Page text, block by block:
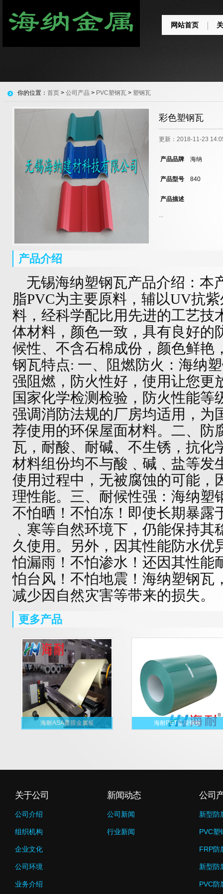
网站首页
你的位置： 首页 > 公司产品 > PVC塑钢瓦 > 塑钢瓦
彩色塑钢瓦
更新：2018-11-23
产品品牌 海纳
产品型号 840
产品描述
...
产品介绍
无锡海纳塑钢瓦产品介绍：本
脂PVC为主要原料，辅以UV抗
料，经科学配比用先进的工艺技
体材料，颜色一致，具有良好的
候性、不含石棉成份，颜色鲜艳
钢瓦特点: 一、阻燃防火：海纳
强阻燃，防火性好，使用让您更
国家化学检测检验，防火性能等
强调消防法规的厂房均适用，为
荐使用的环保屋面材料。二、防
瓦，耐酸、耐碱、不生锈，抗化
材料组份均不与酸﹑碱﹑盐等发
使用过程中，无被腐蚀的可能，
理性能。三、耐候性强：海纳塑
不怕晒！不怕冻！即使长期暴露
﹑寒等自然环境下，仍能保持其
久使用。另外，因其性能防水优
怕漏雨！不怕渗水！还因其性能
怕台风！不怕地震！海纳塑钢瓦
减少因自然灾害等带来的损失。
更多产品
海耐ASA覆膜金属板 海耐PET覆膜钢板
关于公司
公司介绍
组织机构
企业文化
公司环境
业务介绍
新闻动态
公司新闻
行业新闻
公司
新型防
PVC塑
FRP防
新型防
PVC防